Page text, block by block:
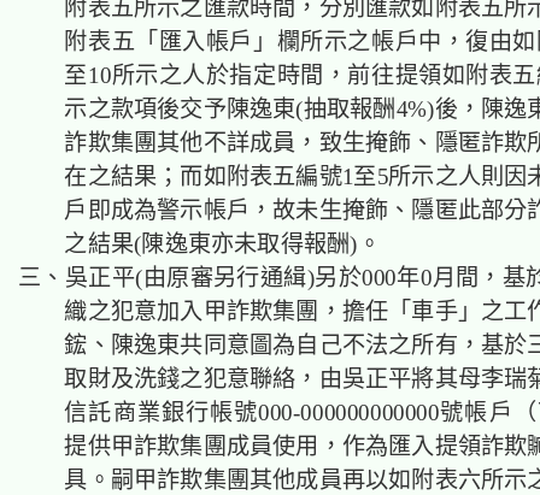
附表五所示之匯款時間，分別匯款如附表五所
附表五「匯入帳戶」欄所示之帳戶中，復由
至10所示之人於指定時間，前往提領如附表
示之款項後交予陳逸東(抽取報酬4%)後，陳逸
詐欺集團其他不詳成員，致生掩飾、隱匿詐欺
在之結果；而如附表五編號1至5所示之人則因
戶即成為警示帳戶，故未生掩飾、隱匿此部分
之結果(陳逸東亦未取得報酬)。
三、吳正平(由原審另行通緝)另於000年0月間，基
織之犯意加入甲詐欺集團，擔任「車手」之工
鋐、陳逸東共同意圖為自己不法之所有，基於
取財及洗錢之犯意聯絡，由吳正平將其母李瑞
信託商業銀行帳號000-000000000000號帳戶
提供甲詐欺集團成員使用，作為匯入提領詐欺
具。嗣甲詐欺集團其他成員再以如附表六所示